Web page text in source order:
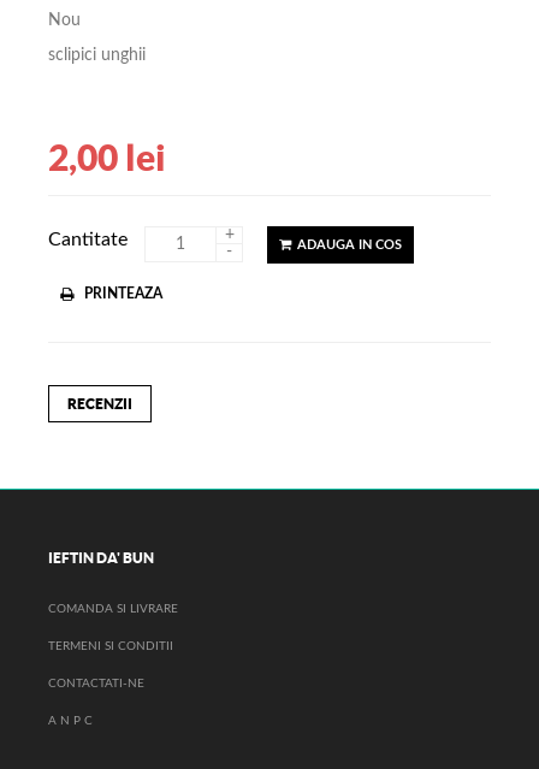
Nou
sclipici unghii
2,00 lei
Cantitate
+
-
ADAUGA IN COS
PRINTEAZA
RECENZII
IEFTIN DA' BUN
COMANDA SI LIVRARE
TERMENI SI CONDITII
CONTACTATI-NE
A N P C